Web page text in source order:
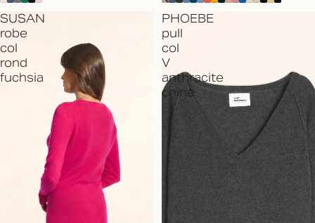
SUSAN
robe
col
rond
fuchsia
PHOEBE
pull
col
V
anthracite
chiné